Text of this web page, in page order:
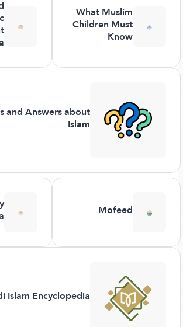
What Muslim
Children Must
Content
and Answers about
Islam
Mofeed
Saadi Islam Encyclopedia